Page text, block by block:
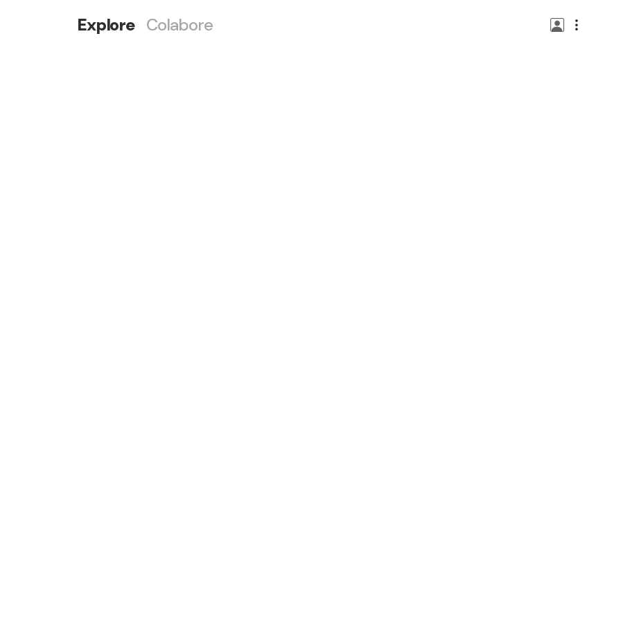
Explore Colabore